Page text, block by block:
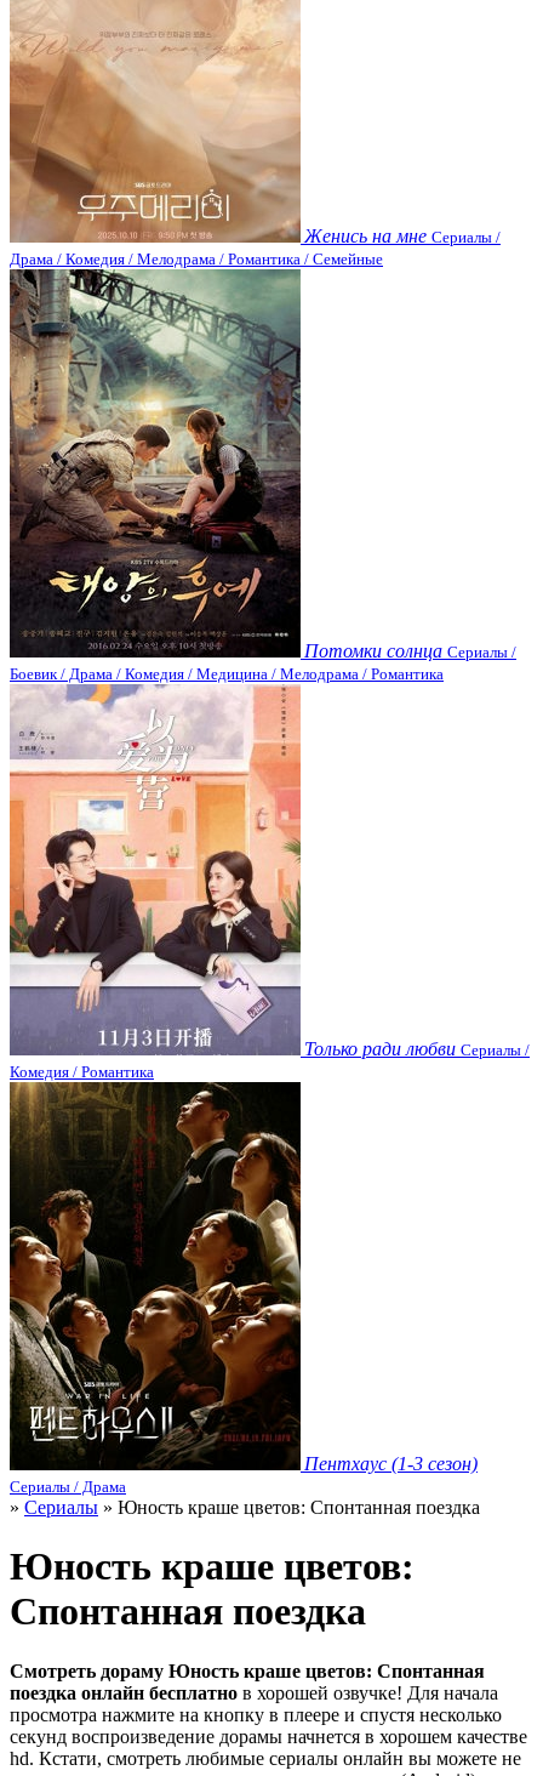
Женись на мне Сериалы /
Драма / Комедия / Мелодрама / Романтика / Семейные
Потомки солнца Сериалы /
Боевик / Драма / Комедия / Медицина / Мелодрама / Романтика
Только ради любви Сериалы /
Комедия / Романтика
Пентхаус (1-3 сезон)
Сериалы / Драма
» Сериалы » Юность краше цветов: Спонтанная поездка
Юность краше цветов:
Спонтанная поездка
Смотреть дораму Юность краше цветов: Спонтанная
поездка онлайн бесплатно в хорошей озвучке! Для начала
просмотра нажмите на кнопку в плеере и спустя несколько
секунд воспроизведение дорамы начнется в хорошем качестве
hd. Кстати, смотреть любимые сериалы онлайн вы можете не